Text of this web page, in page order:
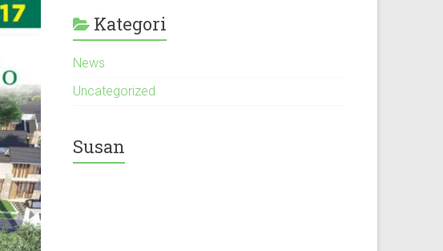
Kategori
News
Uncategorized
Susan